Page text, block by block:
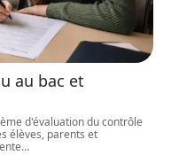
au bac et
d'évaluation du contrôle
élèves, parents et
…